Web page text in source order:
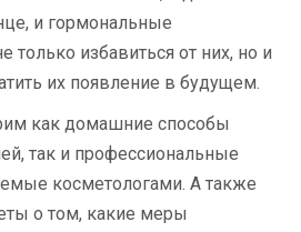
и гормональные
только избавиться от них, но и
их появление в будущем.
как домашние способы
так и профессиональные
косметологами. А также
о том, какие меры